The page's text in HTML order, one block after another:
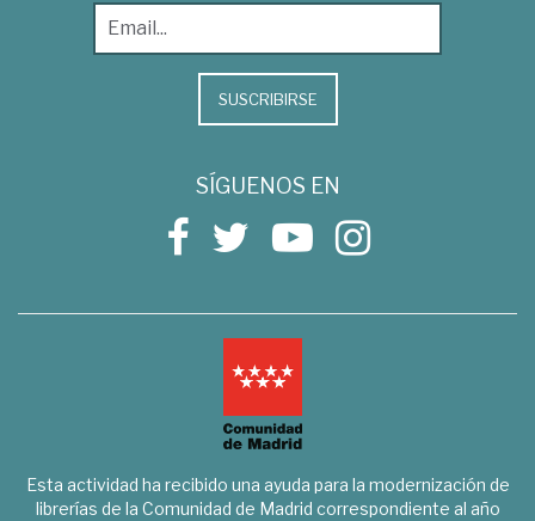
SUSCRIBIRSE
SÍGUENOS EN
Esta actividad ha recibido una ayuda para la modernización de
librerías de la Comunidad de Madrid correspondiente al año